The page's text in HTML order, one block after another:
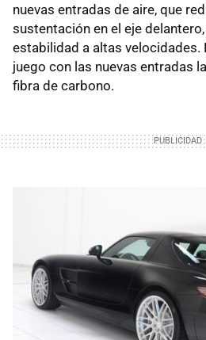
nuevas entradas de aire, que
sustentación en el eje
estabilidad a altas velocidades.
juego con las nuevas entradas
fibra de carbono.